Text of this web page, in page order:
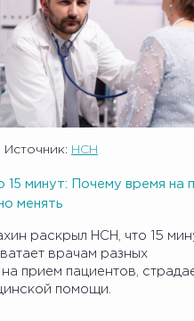
Источник: НСН
15 минут: Почему время на
менять
раскрыл НСН, что 15
врачам разных
прием пациентов,
помощи.